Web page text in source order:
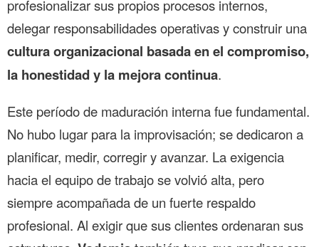
profesionalizar sus propios procesos internos,
delegar responsabilidades operativas y construir una
cultura organizacional basada en el compromiso,
la honestidad y la mejora continua.
Este período de maduración interna fue fundamental.
No hubo lugar para la improvisación; se dedicaron a
planificar, medir, corregir y avanzar. La exigencia
hacia el equipo de trabajo se volvió alta, pero
siempre acompañada de un fuerte respaldo
profesional. Al exigir que sus clientes ordenaran sus